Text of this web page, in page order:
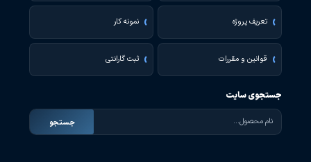
تعریف پروژه نمونه کار
قوانین و مقررات ثبت گارانتی
جستجوی سایت
جستجو